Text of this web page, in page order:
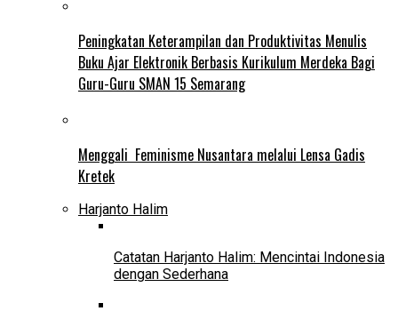
Peningkatan Keterampilan dan Produktivitas Menulis
Buku Ajar Elektronik Berbasis Kurikulum Merdeka Bagi
Guru-Guru SMAN 15 Semarang
Menggali Feminisme Nusantara melalui Lensa Gadis
Kretek
Harjanto Halim
Catatan Harjanto Halim: Mencintai Indonesia
dengan Sederhana